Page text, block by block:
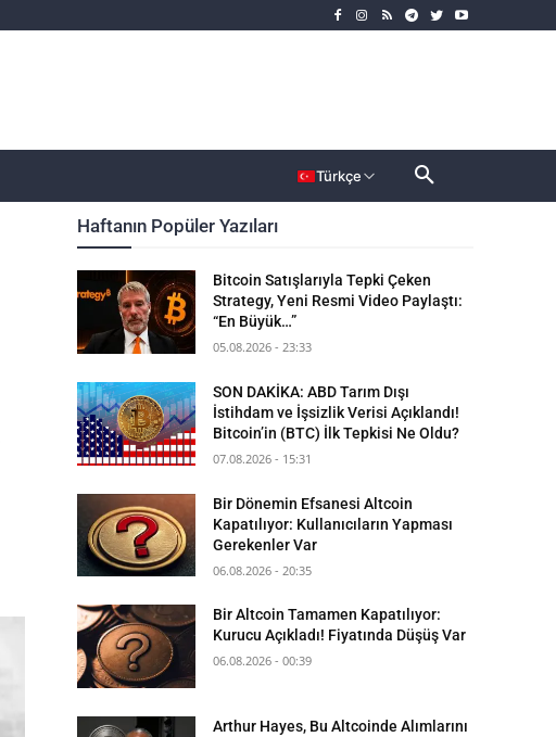
Türkçe
Haftanın Popüler Yazıları
Bitcoin Satışlarıyla Tepki Çeken
Strategy, Yeni Resmi Video Paylaştı:
“En Büyük…”
05.08.2026 - 23:33
SON DAKİKA: ABD Tarım Dışı
İstihdam ve İşsizlik Verisi Açıklandı!
Bitcoin’in (BTC) İlk Tepkisi Ne Oldu?
07.08.2026 - 15:31
Bir Dönemin Efsanesi Altcoin
Kapatılıyor: Kullanıcıların Yapması
Gerekenler Var
06.08.2026 - 20:35
Bir Altcoin Tamamen Kapatılıyor:
Kurucu Açıkladı! Fiyatında Düşüş Var
06.08.2026 - 00:39
Arthur Hayes, Bu Altcoinde Alımlarını